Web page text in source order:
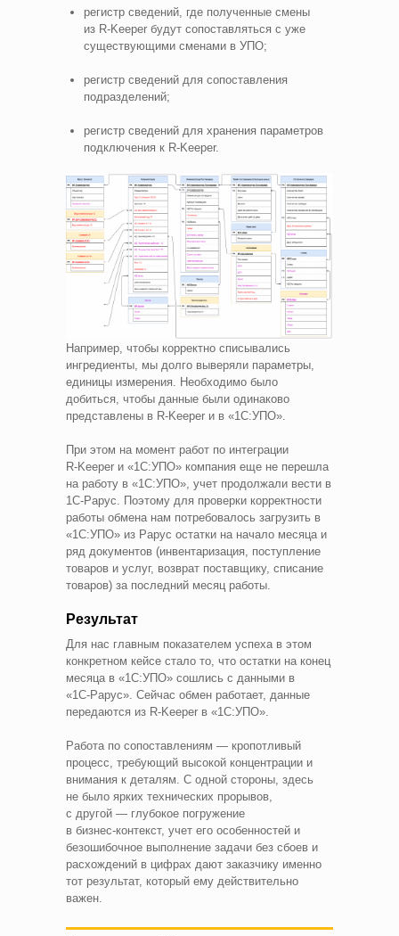
регистр сведений, где полученные смены
из R‑Keeper будут сопоставляться с уже
существующими сменами в УПО;
регистр сведений для сопоставления
подразделений;
регистр сведений для хранения параметров
подключения к R‑Keeper.
Например, чтобы корректно списывались
ингредиенты, мы долго выверяли параметры,
единицы измерения. Необходимо было
добиться, чтобы данные были одинаково
представлены в R‑Keeper и в «1С:УПО».
При этом на момент работ по интеграции
R‑Keeper и «1С:УПО» компания еще не перешла
на работу в «1С:УПО», учет продолжали вести в
1С‑Рарус. Поэтому для проверки корректности
работы обмена нам потребовалось загрузить в
«1С:УПО» из Рарус остатки на начало месяца и
ряд документов (инвентаризация, поступление
товаров и услуг, возврат поставщику, списание
товаров) за последний месяц работы.
Результат
Для нас главным показателем успеха в этом
конкретном кейсе стало то, что остатки на конец
месяца в «1С:УПО» сошлись с данными в
«1С‑Рарус». Сейчас обмен работает, данные
передаются из R‑Keeper в «1С:УПО».
Работа по сопоставлениям — кропотливый
процесс, требующий высокой концентрации и
внимания к деталям. С одной стороны, здесь
не было ярких технических прорывов,
с другой — глубокое погружение
в бизнес‑контекст, учет его особенностей и
безошибочное выполнение задачи без сбоев и
расхождений в цифрах дают заказчику именно
тот результат, который ему действительно
важен.